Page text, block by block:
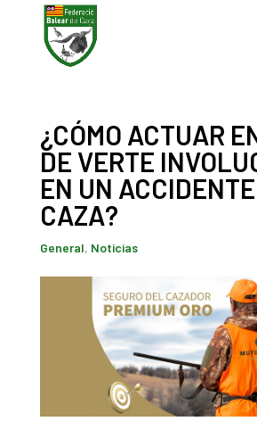
¿CÓMO ACTUAR
DE VERTE
EN UN
CAZA?
General, Noticias